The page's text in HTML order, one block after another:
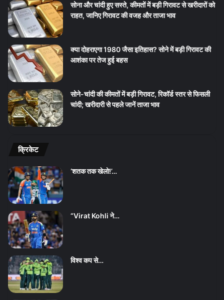
सोना और चांदी हुए सस्ते, कीमतों में बड़ी गिरावट से खरीदारों को
राहत, जानिए गिरावट की वजह और ताजा भाव
क्या दोहराएगा 1980 जैसा इतिहास? सोने में बड़ी गिरावट की
आशंका पर तेज हुई बहस
सोने-चांदी की कीमतों में बड़ी गिरावट, रिकॉर्ड स्तर से फिसली
चांदी; खरीदारी से पहले जानें ताजा भाव
क्रिकेट
‘शतक तक खेलो!’…
“Virat Kohli ने…
विश्व कप से…